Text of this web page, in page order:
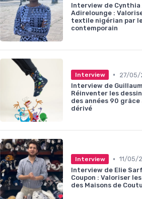
Interview de Cynthia
Adirelounge :
textile nigérian par
contemporain
Interview •
27/05/
Interview de
Réinventer les
des années 90
dérivé
Interview • 11/05/
Interview de Elie
Coupon : Valoriser
des Maisons de